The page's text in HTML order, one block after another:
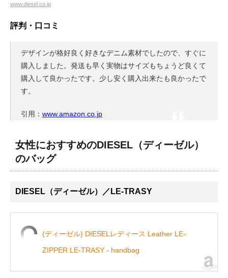
www.diesel.co.jp
評判・口コミ
デザインが格好良く好きなデニム素材でしたので、すぐに
購入しました。発送も早く実物はサイズもちょうど良くて
購入して良かったです。少し安く購入出来たも良かったで
す。
引用： www.amazon.co.jp
女性におすすめのDIESEL（ディーゼル）
のバッグ
DIESEL（ディーゼル）／LE-TRASY
(ディーゼル) DIESELレディース Leather LE-
ZIPPER LE-TRASY - handbag